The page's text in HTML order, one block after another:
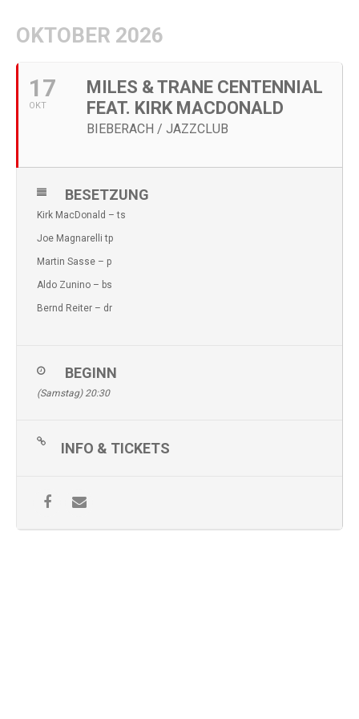
OKTOBER 2026
17
OKT
MILES & TRANE CENTENNIAL
FEAT. KIRK MACDONALD
BIEBERACH / JAZZCLUB
BESETZUNG
Kirk MacDonald – ts
Joe Magnarelli tp
Martin Sasse – p
Aldo Zunino – bs
Bernd Reiter – dr
BEGINN
(Samstag) 20:30
INFO & TICKETS